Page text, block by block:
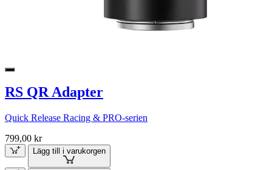
RS QR Adapter
Quick Release Racing & PRO-serien
799,00 kr
Lägg till i varukorgen